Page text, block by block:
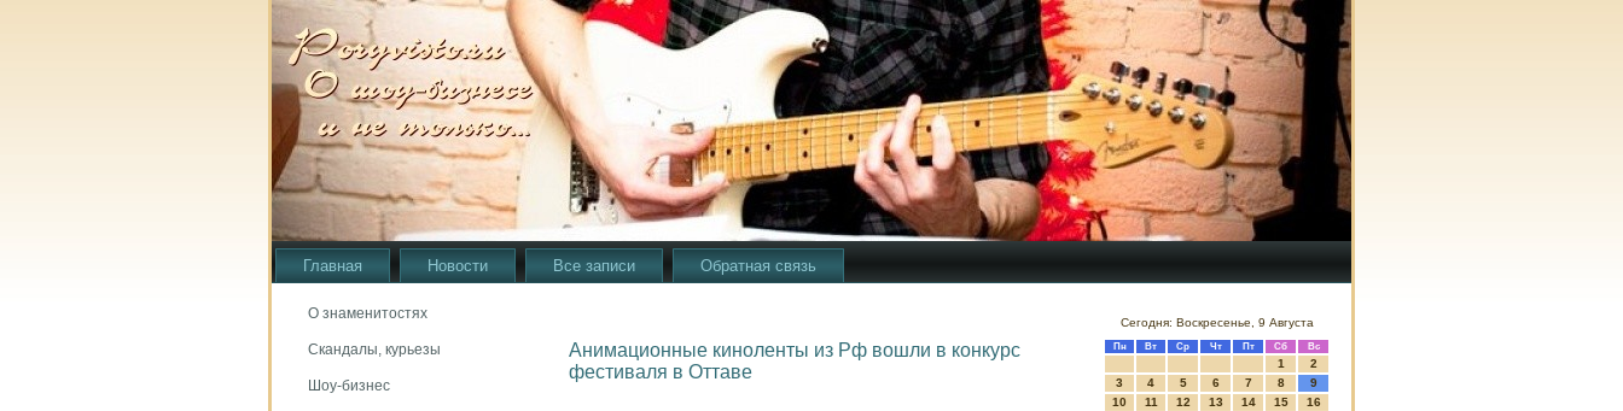
Главная Новости Все записи Обратная связь
О знаменитостях
Скандалы, курьезы
Шоу-бизнес
Анимационные киноленты из Рф вошли в конкурс
фестиваля в Оттаве
Сегодня: Воскресенье, 9 Августа
Пн Вт Ср Чт Пт Сб Вс
1
2
3
4 5 6 7 8
9
10
11 12 13 14 15
16